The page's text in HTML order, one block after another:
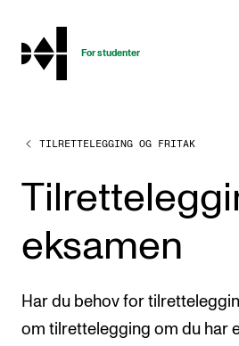
hjem
For studenter
STUDIENE
Eksamen, arbeidskrav og vitnemål
Studieplaner og emner
Studiekalender
Timeplaner og undervisning
TILRETTELEGGING OG FRITAK
eksamen
Har du behov for
om tilrettelegging om du har